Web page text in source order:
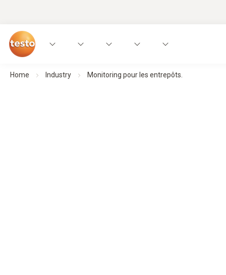
Home Industry Monitoring pour les entrepôts.